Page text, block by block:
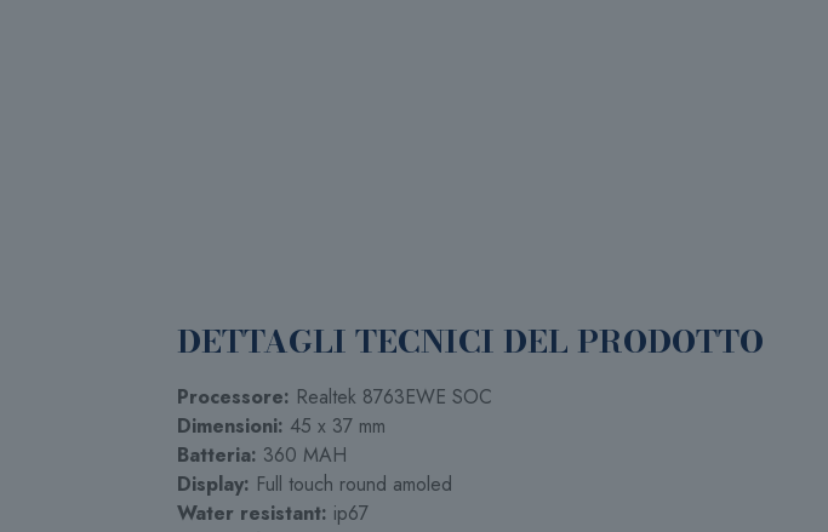
DETTAGLI TECNICI DEL PRODOTTO
Processore: Realtek 8763EWE SOC
Dimensioni: 45 x 37 mm
Batteria: 360 MAH
Display: Full touch round amoled
Water resistant: ip67